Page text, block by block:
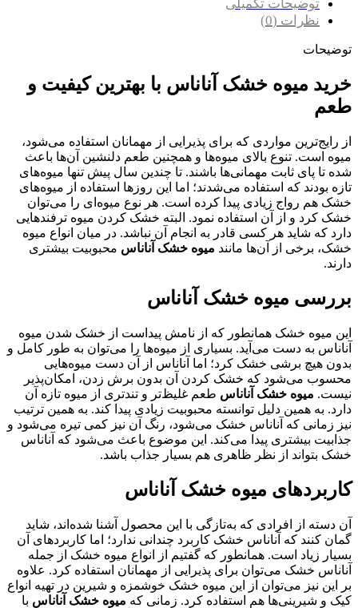
توضیحات تکمیلی
نظرات (0)
توضیحات
خرید میوه خشک آناناس با بهترین کیفیت و
طعم
از رایج‌ترین مواردی که برای پذیرایی از مهمانان استفاده می‌شود،
میوه است. تنوع بالای میوه‌ها و همچنین طعم دلنشین آن‌ها باعث
شده تا پای ثابت مهمانی‌ها باشند. تا چندین سال پیش تنها میوه‌های
تازه بودند که استفاده می‌شدند؛ اما این روزها استفاده از میوه‌های
خشک هم رواج زیادی پیدا کرده است. هر نوع میوه‌ای را می‌توان
خشک کرد و از آن استفاده نمود. البته خشک کردن میوه ترفندهایی
دارد که شاید هر کسی قادر به انجام آن نباشد. در میان انواع میوه
خشک، برخی از آن‌ها مانند میوه خشک آناناس محبوبیت بیشتری
دارند.
بررسی میوه خشک آناناس
این میوه خشک همانطور که از نامش پیداست از خشک شدن میوه
آناناس به دست می‌آید. بسیاری از میوه‌ها را می‌توان به طور کامل و
بدون هیچ برشی خشک کرد؛ اما آناناس از آن دست میوه‌هایی
محسوب می‌شود که خشک کردن آن بدون برش زدن، امکان‌پذیر
نیست. میوه خشک آناناس طعم غلیظ‌تر و تندتری از میوه تازه آن
دارد. به همین دلیل توانسته محبوبیت زیادی پیدا کند. به همین ترتیب
نیز زمانی که آناناس خشک می‌شود، رنگ آن نیز کمی تیره می‌شود و
جذابیت بیشتری پیدا می‌کند. این موضوع باعث می‌شود که آناناس
خشک بتواند از نظر ظاهری هم بسیار جذاب باشد.
کاربردهای میوه خشک آناناس
آن دسته از افرادی که به‌تازگی با این محصول آشنا شده‌اند، شاید
گمان کنند که آناناس خشک کاربرد چندانی ندارد؛ اما کاربردهای آن
بسیار زیاد است. همانطور که گفتیم از انواع میوه خشک از جمله
آناناس خشک می‌توان برای پذیرایی از مهمانان استفاده کرد. علاوه
بر این نیز می‌توان از این میوه خشک خوشمزه و شیرین در تهیه انواع
کیک و شیرینی‌ها هم استفاده کرد. زمانی که میوه خشک آناناس با